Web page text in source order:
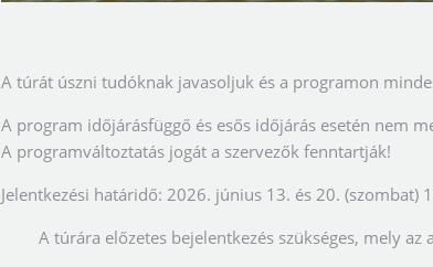
A túrát úszni tudóknak javasoljuk és a programon
A program időjárásfüggő és esős időjárás esetén nem
A programváltoztatás jogát a szervezők fenntartják!
Jelentkezési határidő: 2026. június 13. és 20. (szombat)
A túrára előzetes bejelentkezés szükséges, mely